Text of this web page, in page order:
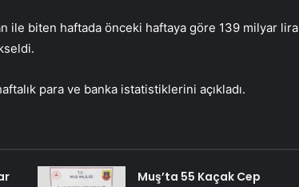
ile biten haftada önceki haftaya göre 139 milyar lira
para ve banka istatistiklerini açıkladı.
Muş’ta 55 Kaçak Cep